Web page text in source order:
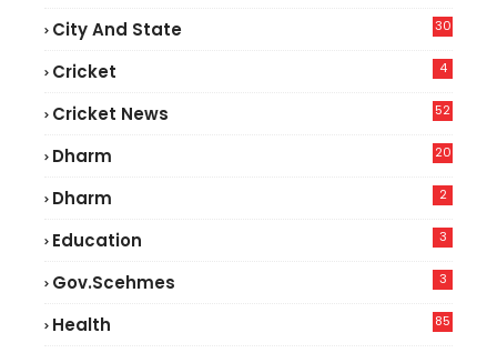
City And State 30
Cricket 4
Cricket News
52
Dharm 20
Dharm 2
Education 3
Gov.scehmes 3
Health
85